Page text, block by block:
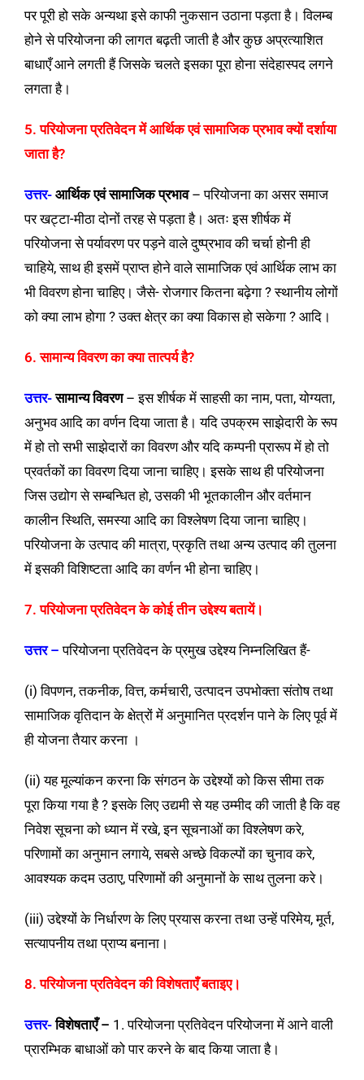
पर पूरी हो सके अन्यथा इसे काफी नुकसान उठाना पड़ता है। विलम्ब
होने से परियोजना की लागत बढ़ती जाती है और कुछ अप्रत्याशित
बाधाएँ आने लगती हैं जिसके चलते इसका पूरा होना संदेहास्पद लगने
लगता है।
5. परियोजना प्रतिवेदन में आर्थिक एवं सामाजिक प्रभाव क्यों दर्शाया
जाता है?
उत्तर- आर्थिक एवं सामाजिक प्रभाव– परियोजना का असर समाज
पर खट्टा-मीठा दोनों तरह से पड़ता है। अतः इस शीर्षक में
परियोजना से पर्यावरण पर पड़ने वाले दुष्प्रभाव की चर्चा होनी ही
चाहिये, साथ ही इसमें प्राप्त होने वाले सामाजिक एवं आर्थिक लाभ का
भी विवरण होना चाहिए। जैसे- रोजगार कितना बढ़ेगा ? स्थानीय लोगों
को क्या लाभ होगा ? उक्त क्षेत्र का क्या विकास हो सकेगा ? आदि।
6. सामान्य विवरण का क्या तात्पर्य है?
उत्तर- सामान्य विवरण– इस शीर्षक में साहसी का नाम, पता, योग्यता,
अनुभव आदि का वर्णन दिया जाता है। यदि उपक्रम साझेदारी के रूप
में हो तो सभी साझेदारों का विवरण और यदि कम्पनी प्रारूप में हो तो
प्रवर्तकों का विवरण दिया जाना चाहिए। इसके साथ ही परियोजना
जिस उद्योग से सम्बन्धित हो, उसकी भी भूतकालीन और वर्तमान
कालीन स्थिति, समस्या आदि का विश्लेषण दिया जाना चाहिए।
परियोजना के उत्पाद की मात्रा, प्रकृति तथा अन्य उत्पाद की तुलना
में इसकी विशिष्टता आदि का वर्णन भी होना चाहिए।
7. परियोजना प्रतिवेदन के कोई तीन उद्देश्य बतायें।
उत्तर – परियोजना प्रतिवेदन के प्रमुख उद्देश्य निम्नलिखित हैं-
(i) विपणन, तकनीक, वित्त, कर्मचारी, उत्पादन उपभोक्ता संतोष तथा
सामाजिक वृतिदान के क्षेत्रों में अनुमानित प्रदर्शन पाने के लिए पूर्व में
ही योजना तैयार करना ।
(ii) यह मूल्यांकन करना कि संगठन के उद्देश्यों को किस सीमा तक
पूरा किया गया है ? इसके लिए उद्यमी से यह उम्मीद की जाती है कि वह
निवेश सूचना को ध्यान में रखे, इन सूचनाओं का विश्लेषण करे,
परिणामों का अनुमान लगाये, सबसे अच्छे विकल्पों का चुनाव करे,
आवश्यक कदम उठाए, परिणामों की अनुमानों के साथ तुलना करे।
(iii) उद्देश्यों के निर्धारण के लिए प्रयास करना तथा उन्हें परिमेय, मूर्त,
सत्यापनीय तथा प्राप्य बनाना।
8. परियोजना प्रतिवेदन की विशेषताएँ बताइए।
उत्तर- विशेषताएँ – 1. परियोजना प्रतिवेदन परियोजना में आने वाली
प्रारम्भिक बाधाओं को पार करने के बाद किया जाता है।